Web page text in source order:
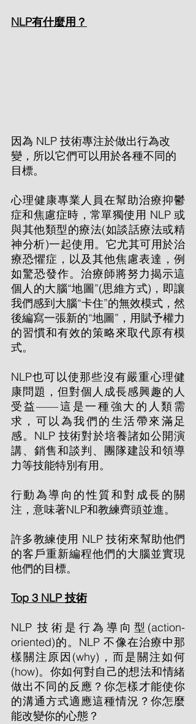
NLP有什麼用？
因為 NLP 技術專注於做出行為改
變，所以它們可以用於各種不同的
目標。
心理健康專業人員在幫助治療抑鬱
症和焦慮症時，常單獨使用 NLP 或
與其他類型的療法(如談話療法或精
神分析)一起使用。它尤其可用於治
療恐懼症，以及其他焦慮表達，例
如驚恐發作。治療師將努力揭示這
個人的大腦“地圖”(思維方式)，即讓
我們感到大腦“卡住”的無效模式，然
後編寫一張新的“地圖”，用賦予權力
的習慣和有效的策略來取代原有模
式。
NLP也可以使那些沒有嚴重心理健
康問題，但對個人成長感興趣的人
受益——這是一種強大的人類需
求，可以為我們的生活帶來滿足
感。NLP 技術對於培養諸如公開演
講、銷售和談判、團隊建設和領導
力等技能特別有用。
行動為導向的性質和對成長的關
注，意味著NLP和教練齊頭並進。
許多教練使用 NLP 技術來幫助他們
的客戶重新編程他們的大腦並實現
他們的目標。
Top 3 NLP 技術
NLP 技術是行為導向型(action-
oriented)的。NLP 不像在治療中那
樣關注原因(why)，而是關注如何
(how)。你如何對自己的想法和情緒
做出不同的反應？你怎樣才能使你
的溝通方式適應這種情況？你怎麼
能改變你的心態？